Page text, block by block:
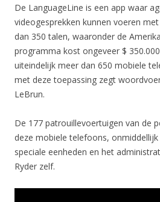
De LanguageLine is een app waar
videogesprekken kunnen voeren
dan 350 talen, waaronder de
programma kost ongeveer $
uiteindelijk meer dan 650 mobiele
met deze toepassing zegt
LeBrun.
De 177 patrouillevoertuigen van de
deze mobiele telefoons,
speciale eenheden en het
Ryder zelf.